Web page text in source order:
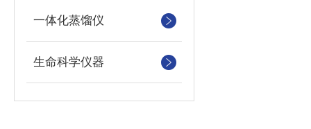
一体化蒸馏仪
生命科学仪器